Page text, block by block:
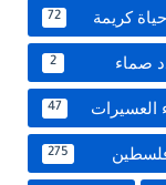
حياة كريمة 72
صماء 2
47
275